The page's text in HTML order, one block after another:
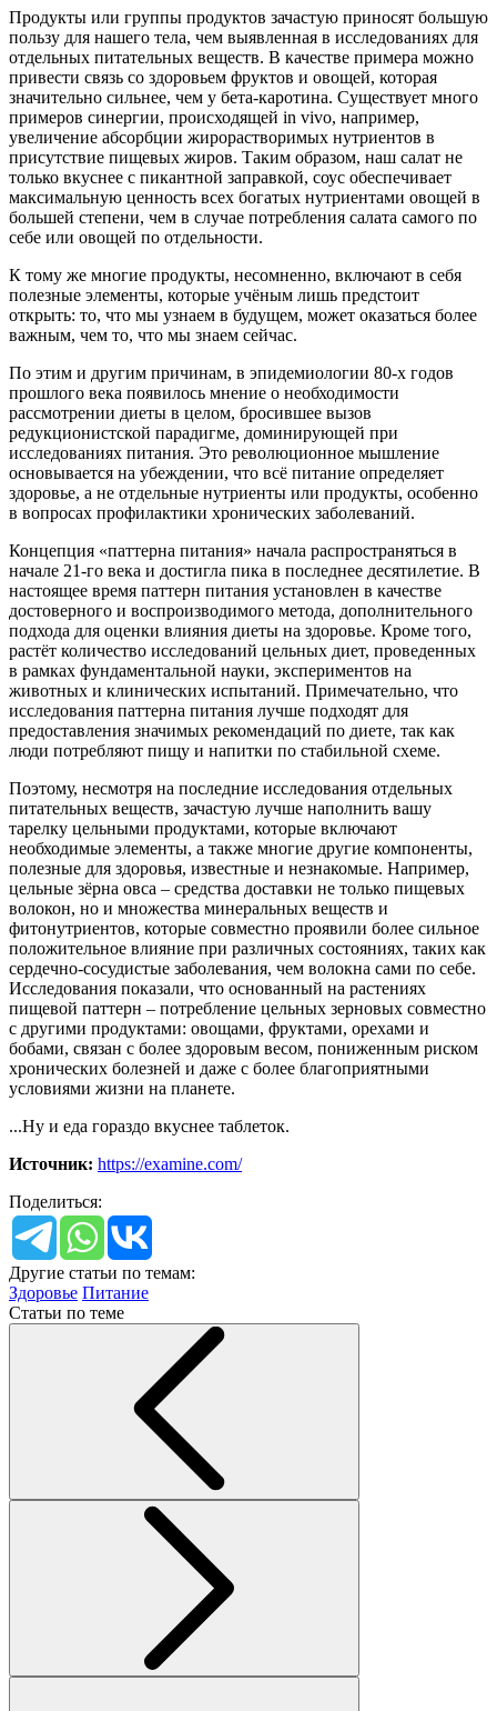
Продукты или группы продуктов зачастую приносят большую
пользу для нашего тела, чем выявленная в исследованиях для
отдельных питательных веществ. В качестве примера можно
привести связь со здоровьем фруктов и овощей, которая
значительно сильнее, чем у бета-каротина. Существует много
примеров синергии, происходящей in vivo, например,
увеличение абсорбции жирорастворимых нутриентов в
присутствие пищевых жиров. Таким образом, наш салат не
только вкуснее с пикантной заправкой, соус обеспечивает
максимальную ценность всех богатых нутриентами овощей в
большей степени, чем в случае потребления салата самого по
себе или овощей по отдельности.
К тому же многие продукты, несомненно, включают в себя
полезные элементы, которые учёным лишь предстоит
открыть: то, что мы узнаем в будущем, может оказаться более
важным, чем то, что мы знаем сейчас.
По этим и другим причинам, в эпидемиологии 80-х годов
прошлого века появилось мнение о необходимости
рассмотрении диеты в целом, бросившее вызов
редукционистской парадигме, доминирующей при
исследованиях питания. Это революционное мышление
основывается на убеждении, что всё питание определяет
здоровье, а не отдельные нутриенты или продукты, особенно
в вопросах профилактики хронических заболеваний.
Концепция «паттерна питания» начала распространяться в
начале 21-го века и достигла пика в последнее десятилетие. В
настоящее время паттерн питания установлен в качестве
достоверного и воспроизводимого метода, дополнительного
подхода для оценки влияния диеты на здоровье. Кроме того,
растёт количество исследований цельных диет, проведенных
в рамках фундаментальной науки, экспериментов на
животных и клинических испытаний. Примечательно, что
исследования паттерна питания лучше подходят для
предоставления значимых рекомендаций по диете, так как
люди потребляют пищу и напитки по стабильной схеме.
Поэтому, несмотря на последние исследования отдельных
питательных веществ, зачастую лучше наполнить вашу
тарелку цельными продуктами, которые включают
необходимые элементы, а также многие другие компоненты,
полезные для здоровья, известные и незнакомые. Например,
цельные зёрна овса – средства доставки не только пищевых
волокон, но и множества минеральных веществ и
фитонутриентов, которые совместно проявили более сильное
положительное влияние при различных состояниях, таких как
сердечно-сосудистые заболевания, чем волокна сами по себе.
Исследования показали, что основанный на растениях
пищевой паттерн – потребление цельных зерновых совместно
с другими продуктами: овощами, фруктами, орехами и
бобами, связан с более здоровым весом, пониженным риском
хронических болезней и даже с более благоприятными
условиями жизни на планете.
...Ну и еда гораздо вкуснее таблеток.
Источник: https://examine.com/
Поделиться:
Другие статьи по темам:
Здоровье Питание
Статьи по теме